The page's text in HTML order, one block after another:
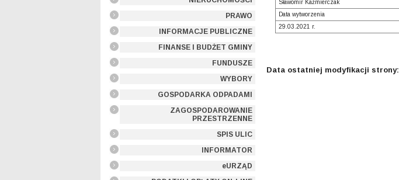
PRAWO
INFORMACJE PUBLICZNE
FINANSE I BUDŻET GMINY
FUNDUSZE
WYBORY
GOSPODARKA ODPADAMI
ZAGOSPODAROWANIE
PRZESTRZENNE
SPIS ULIC
INFORMATOR
eURZĄD
Sławomir Kaźmierczak
Data wytworzenia
29.03.2021 r.
Data ostatniej modyfikacji strony: